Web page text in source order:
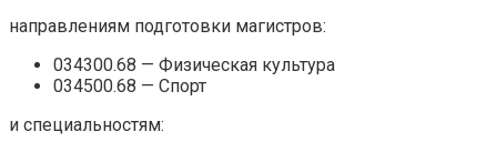
направлениям подготовки магистров:
034300.68 — Физическая культура
034500.68 — Спорт
и специальностям: